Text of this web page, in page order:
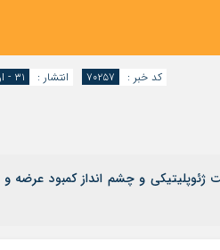
انتشار : ۳۱ - اردیبهشت - ۱۴۰۵ - ۱۱:۲۶ کد خبر : ۷۰۲۵۷
ژئوپلیتیکی و چشم انداز کمبود